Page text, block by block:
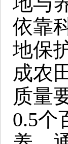
依靠
地保
成农
质量
0.5个